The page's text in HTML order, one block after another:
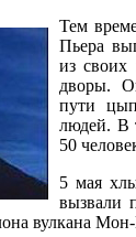
Тем
Пьера
из своих
дворы.
пути
людей. В
50
5 мая
вызвали
вулкана